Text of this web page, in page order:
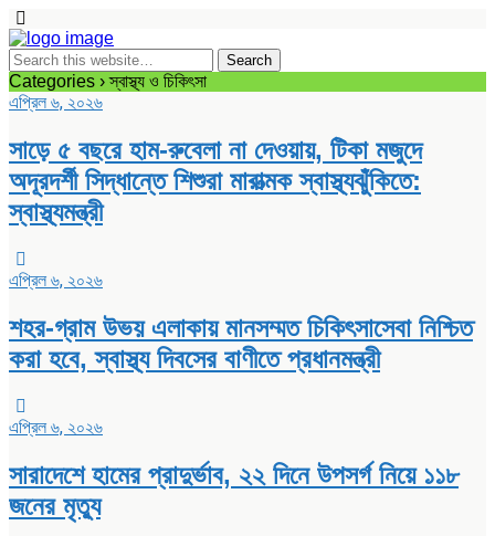
Categories ›স্বাস্থ্য ও চিকিৎসা
এপ্রিল ৬, ২০২৬
সাড়ে ৫ বছরে হাম-রুবেলা না দেওয়ায়, টিকা মজুদে
অদূরদর্শী সিদ্ধান্তে শিশুরা মারাত্মক স্বাস্থ্যঝুঁকিতে:
স্বাস্থ্যমন্ত্রী
এপ্রিল ৬, ২০২৬
শহর-গ্রাম উভয় এলাকায় মানসম্মত চিকিৎসাসেবা নিশ্চিত
করা হবে, স্বাস্থ্য দিবসের বাণীতে প্রধানমন্ত্রী
এপ্রিল ৬, ২০২৬
সারাদেশে হামের প্রাদুর্ভাব, ২২ দিনে উপসর্গ নিয়ে ১১৮
জনের মৃত্যু